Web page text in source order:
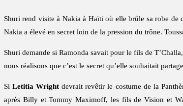
Shuri rend visite à Nakia à Haïti où elle brûle sa robe de
Nakia a élevé en secret loin de la pression du trône.
Shuri demande si Ramonda savait pour le fils de
nous réalisons que c’est le secret qu’elle souhaitait
SiLetitia Wright devrait revêtir le costume de la
après Billy et Tommy Maximoff, les fils de Vision et